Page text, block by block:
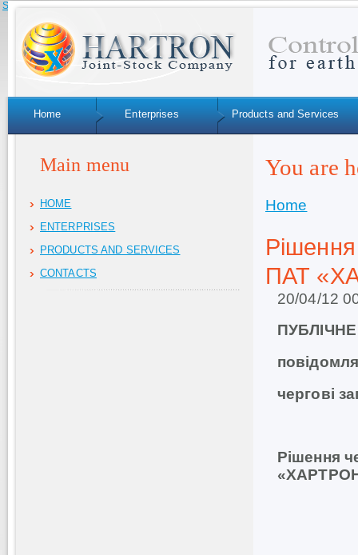
Skip to navigation
Home Enterprises Products and Services
Main menu
HOME
ENTERPRISES
PRODUCTS AND SERVICES
CONTACTS
You are
Home
Рішення
ПАТ
20/04/12
чергові
Рішення